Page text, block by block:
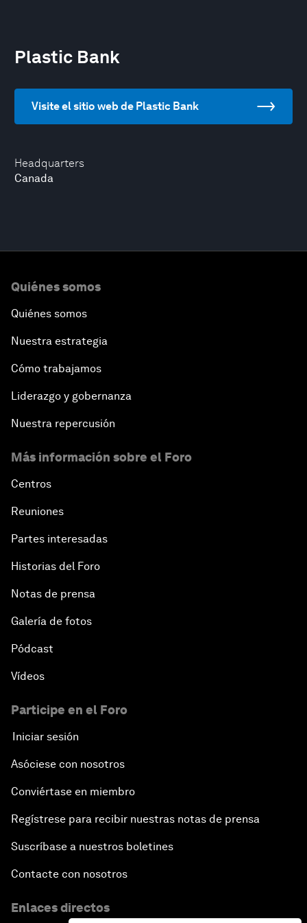
Headquarters
Canada
Plastic Bank
Visite el sitio web de Plastic Bank
Quiénes somos
Quiénes somos
Nuestra estrategia
Cómo trabajamos
Liderazgo y gobernanza
Nuestra repercusión
Más información sobre el Foro
Centros
Reuniones
Partes interesadas
Historias del Foro
Notas de prensa
Galería de fotos
Pódcast
Vídeos
Participe en el Foro
Iniciar sesión
Asóciese con nosotros
Conviértase en miembro
Regístrese para recibir nuestras notas de prensa
Suscríbase a nuestros boletines
Contacte con nosotros
Enlaces directos